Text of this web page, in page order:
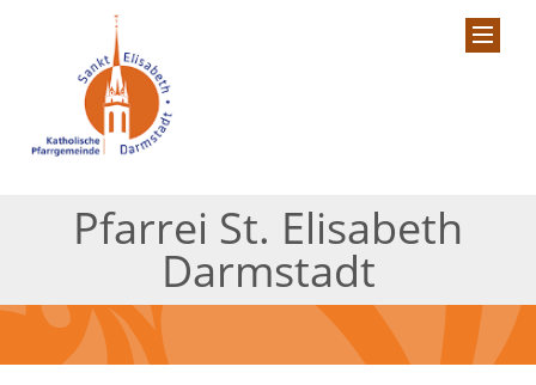
Pfarrei St. Elisabeth
Darmstadt